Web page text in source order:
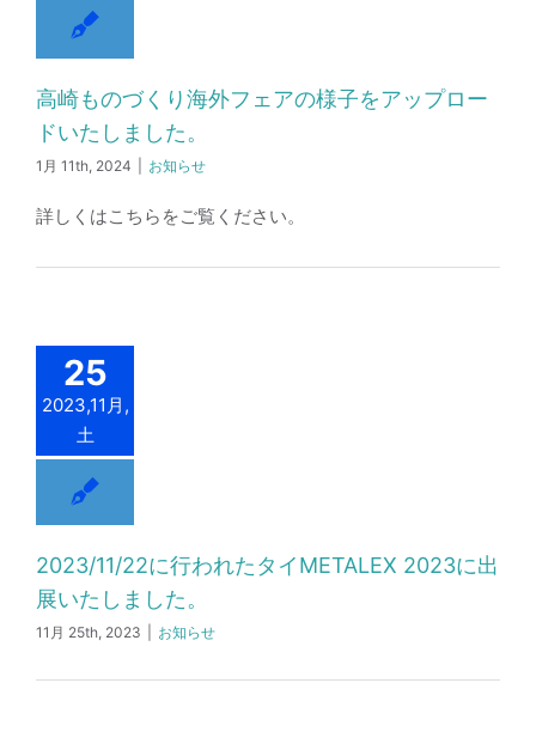
高崎ものづくり海外フェアの様子をアップロー
ドいたしました。
1月 11th, 2024 お知らせ
詳しくはこちらをご覧ください。
25
2023,11月,
土
2023/11/22に行われたタイMETALEX 2023に出
展いたしました。
11月 25th, 2023 お知らせ